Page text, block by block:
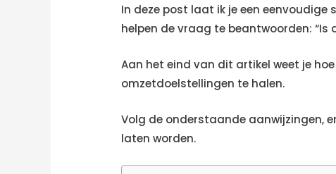
In deze post laat ik je een eenvoudige
helpen de vraag te beantwoorden: “Is
Aan het eind van dit artikel weet je
omzetdoelstellingen te halen.
Volg de onderstaande aanwijzingen,
laten worden.